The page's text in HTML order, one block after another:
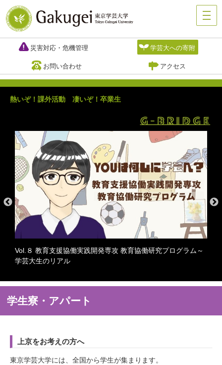
災害対応・危機管理 学芸大への寄附
お問い合わせ アクセス
熱いぞ！課外活動 凄いぞ！卒業生
Vol.８ 教育支援協働実践開発専攻 教育協働研究プログラム～
学芸大生のリアル
学生寮・アパート
上京をお考えの方へ
東京学芸大学には、全国から学生が集まります。